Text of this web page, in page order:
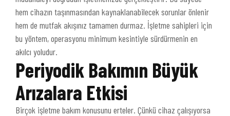
hem cihazın taşınmasından kaynaklanabilecek sorunlar önlenir
hem de mutfak akışınız tamamen durmaz. İşletme sahipleri için
bu yöntem, operasyonu minimum kesintiyle sürdürmenin en
akılcı yoludur.
Periyodik Bakımın Büyük
Arızalara Etkisi
Birçok işletme bakım konusunu erteler. Çünkü cihaz çalışıyorsa